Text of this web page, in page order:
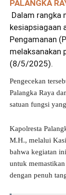
PALANGKA
Dalam rangka
kesiapsiagaan
Pengamanan
melaksanakan
(8/5/2025).
Pengecekan
Palangka Raya
satuan fungsi
Kapolresta
M.H., melalui
bahwa kegiatan
untuk
dengan penuh